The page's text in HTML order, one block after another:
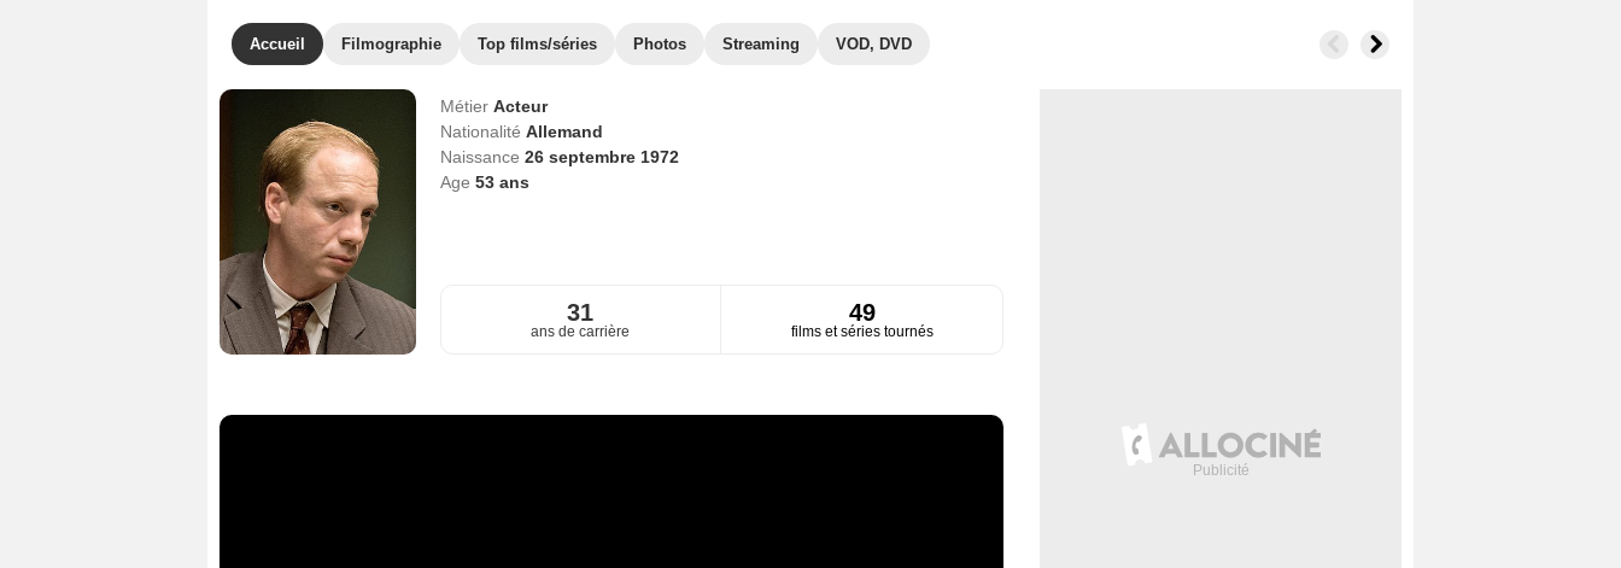
Accueil Filmographie Top films/séries Photos Streaming VOD, DVD
Métier Acteur
Nationalité Allemand
Naissance 26 septembre 1972
Age 53ans
31
ans de carrière
49
films et séries tournés